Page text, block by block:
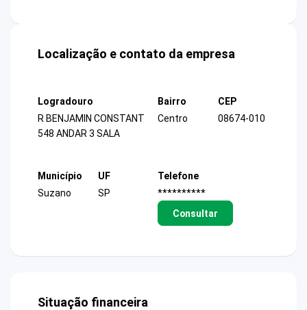
Localização e contato da empresa
Logradouro
R BENJAMIN CONSTANT
548 ANDAR 3 SALA
Bairro
Centro
CEP
08674-010
Município
Suzano
UF
SP
Telefone
**********
Consultar
Situação financeira